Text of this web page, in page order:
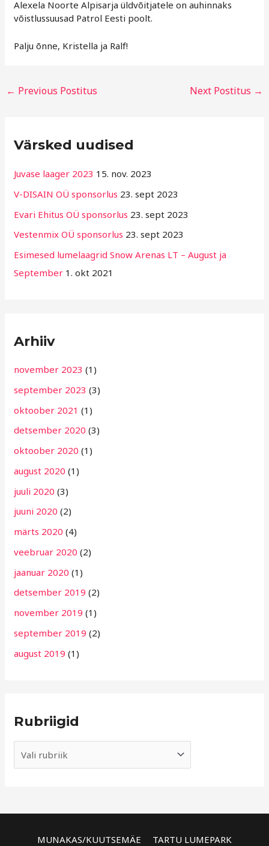
Alexela Noorte Alpisarja üldvõitjatele on auhinnaks
võistlussuusad Patrol Eesti poolt.
Palju õnne, Kristella ja Ralf!
← Previous Postitus Next Postitus →
Värsked uudised
Juvase laager 2023 15. nov. 2023
V-DISAIN OÜ sponsorlus 23. sept 2023
Evari Ehitus OÜ sponsorlus 23. sept 2023
Vestenmix OÜ sponsorlus 23. sept 2023
Esimesed lumelaagrid Snow Arenas LT – August ja
September 1. okt 2021
Arhiiv
november 2023 (1)
september 2023 (3)
oktoober 2021 (1)
detsember 2020 (3)
oktoober 2020 (1)
august 2020 (1)
juuli 2020 (3)
juuni 2020 (2)
märts 2020 (4)
veebruar 2020 (2)
jaanuar 2020 (1)
detsember 2019 (2)
november 2019 (1)
september 2019 (2)
august 2019 (1)
Rubriigid
u
r
i
i
g
i
d
MUNAKAS/KUUTSEMÄE TARTU LUMEPARK